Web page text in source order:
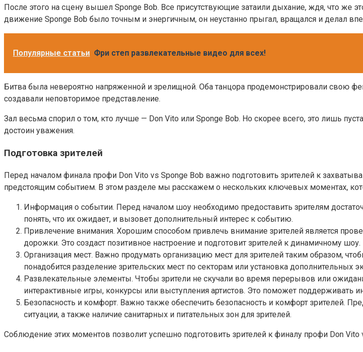
После этого на сцену вышел Sponge Bob. Все присутствующие затаили дыхание, ждя, что же
движение Sponge Bob было точным и энергичным, он неустанно прыгал, вращался и делал
Популярные статьи Фри степ развлекательные видео для всех!
Битва была невероятно напряженной и зрелищной. Оба танцора продемонстрировали свою
создавали неповторимое представление.
Зал весьма спорил о том, кто лучше — Don Vito или Sponge Bob. Но скорее всего, это лишь
достоин уважения.
Подготовка зрителей
Перед началом финала профи Don Vito vs Sponge Bob важно подготовить зрителей к
предстоящим событием. В этом разделе мы расскажем о нескольких ключевых моментах,
Информация о событии. Перед началом шоу необходимо предоставить зрителям
понять, что их ожидает, и вызовет дополнительный интерес к событию.
Привлечение внимания. Хорошим способом привлечь внимание зрителей является
дорожки. Это создаст позитивное настроение и подготовит зрителей к динамичному шоу.
Организация мест. Важно продумать организацию мест для зрителей таким образом,
понадобится разделение зрительских мест по секторам или установка дополнительных
Развлекательные элементы. Чтобы зрители не скучали во время перерывов или
интерактивные игры, конкурсы или выступления артистов. Это поможет поддерживать
Безопасность и комфорт. Важно также обеспечить безопасность и комфорт зрителей.
ситуации, а также наличие санитарных и питательных зон для зрителей.
Соблюдение этих моментов позволит успешно подготовить зрителей к финалу профи Don